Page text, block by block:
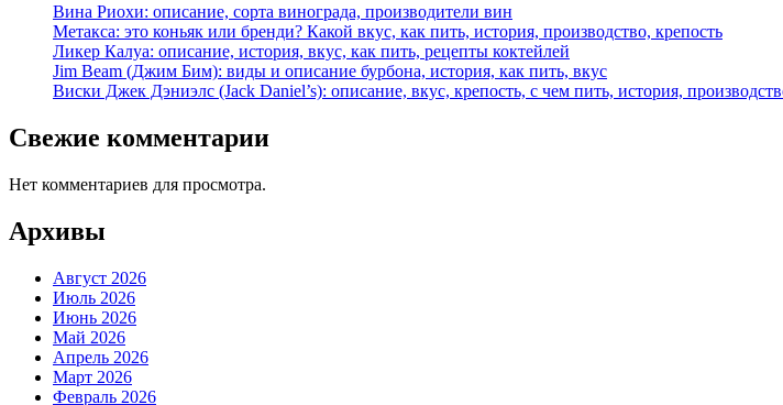
Вина Риохи: описание, сорта винограда, производители вин
Метакса: это коньяк или бренди? Какой вкус, как пить, история, производство, крепость
Ликер Калуа: описание, история, вкус, как пить, рецепты коктейлей
Jim Beam (Джим Бим): виды и описание бурбона, история, как пить, вкус
Виски Джек Дэниэлс (Jack Daniel’s): описание, вкус, крепость, с чем пить, история,
Свежие комментарии
Нет комментариев для просмотра.
Архивы
Август 2026
Июль 2026
Июнь 2026
Май 2026
Апрель 2026
Март 2026
Февраль 2026